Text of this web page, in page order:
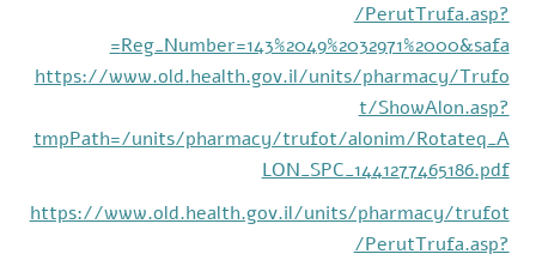
/PerutTrufa.asp?
Reg_Number=143%2049%2032971%2000&safa=
https://www.old.health.gov.il/units/pharmacy/Trufo
t/ShowAlon.asp?
tmpPath=/units/pharmacy/trufot/alonim/Rotateq_A
LON_SPC_1441277465186.pdf
https://www.old.health.gov.il/units/pharmacy/trufot
/PerutTrufa.asp?